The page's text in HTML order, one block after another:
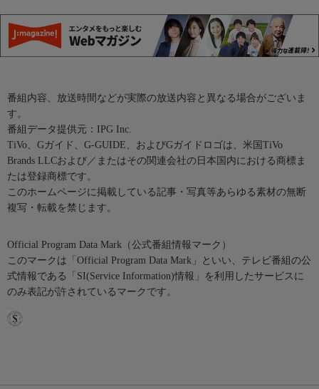
番組内容、放送時間などが実際の放送内容と異なる場合がございま
す。
番組データ提供元：IPG Inc.
TiVo、Gガイド、G-GUIDE、およびGガイドロゴは、米国TiVo
Brands LLCおよび／またはその関連会社の日本国内における商標ま
たは登録商標です。
このホームページに掲載している記事・写真等あらゆる素材の無断
複写・転載を禁じます。
Official Program Data Mark（公式番組情報マーク）
このマークは「Official Program Data Mark」といい、テレビ番組の公
式情報である「SI(Service Information)情報」を利用したサービスに
のみ表記が許されているマークです。